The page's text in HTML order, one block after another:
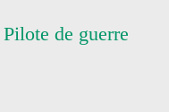
de guerre